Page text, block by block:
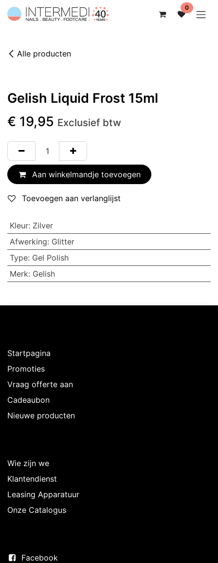
Overslaan naar inhoud 0
Alle producten
Gelish Liquid Frost 15ml
€ 19,95 Exclusief btw
Aan winkelmandje toevoegen
Toevoegen aan verlanglijst
Kleur: Zilver
Afwerking: Glitter
Type: Gel Polish
Merk: Gelish
Startpagina
Promoties
Vraag offerte aan
Cadeaubon
Nieuwe producten
Wie zijn we
Klantendienst
Leasing Apparatuur
Onze Catalogus
Facebook